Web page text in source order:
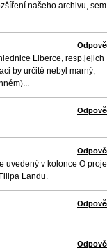
našeho archivu,
Liberce, resp.jejich
by určitě nebyl marný,
uvedený v kolonce O
Landu.